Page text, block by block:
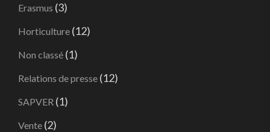
Erasmus (3)
Horticulture (12)
Non classé (1)
Relations de presse (12)
SAPVER (1)
Vente (2)